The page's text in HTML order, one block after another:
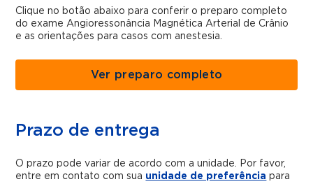
Clique no botão abaixo para conferir o preparo completo
do exame Angioressonância Magnética Arterial de Crânio
e as orientações para casos com anestesia.
Ver preparo completo
Prazo de entrega
O prazo pode variar de acordo com a unidade. Por favor,
entre em contato com sua unidade de preferência para